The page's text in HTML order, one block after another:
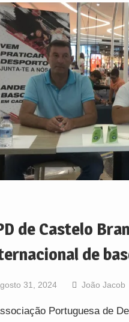
de Castelo
de
31, 2024 João Jacob
Portuguesa de